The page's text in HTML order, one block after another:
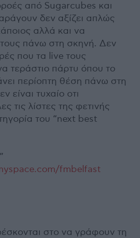
από Sugarcubes και
δεν αξίζει απλώς
αλλά και να
τους πάνω στη σκηνή. Δεν
που τα live τους
τεράστιο πάρτυ όπου το
περίοπτη θέση πάνω στη
είναι τυχαίο οτι
τις λίστες της φετινής
του “next best
fmbelfast
στο να γράφουν τη